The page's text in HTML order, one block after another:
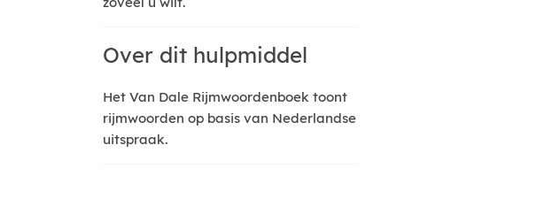
Over dit hulpmiddel
Het Van Dale Rijmwoordenboek toont
rijmwoorden op basis van Nederlandse
uitspraak.